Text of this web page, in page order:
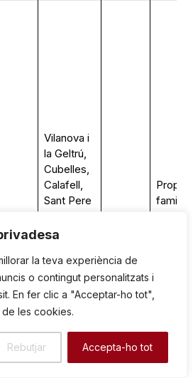
la teva experiència de
o contingut personalitzats i
En fer clic a "Acceptar-ho tot",
les cookies.
Rebutjar Accepta-ho tot
Vilanova i
la Geltrú,
Cubelles,
Calafell,
Sant Pere
Sitges,
Prat de
Llobregat,
Barcelona
(i altres a